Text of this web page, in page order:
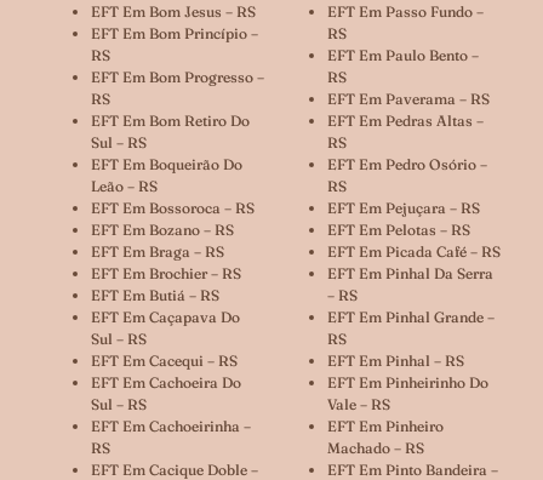
EFT Em Bom Jesus – RS
EFT Em Bom Princípio –
RS
EFT Em Bom Progresso –
RS
EFT Em Bom Retiro Do
Sul – RS
EFT Em Boqueirão Do
Leão – RS
EFT Em Bossoroca – RS
EFT Em Bozano – RS
EFT Em Braga – RS
EFT Em Brochier – RS
EFT Em Butiá – RS
EFT Em Caçapava Do
Sul – RS
EFT Em Cacequi – RS
EFT Em Cachoeira Do
Sul – RS
EFT Em Cachoeirinha –
RS
EFT Em Cacique Doble –
EFT Em Passo Fundo –
RS
EFT Em Paulo Bento –
RS
EFT Em Paverama – RS
EFT Em Pedras Altas –
RS
EFT Em Pedro Osório –
RS
EFT Em Pejuçara – RS
EFT Em Pelotas – RS
EFT Em Picada Café – RS
EFT Em Pinhal Da Serra
– RS
EFT Em Pinhal Grande –
RS
EFT Em Pinhal – RS
EFT Em Pinheirinho Do
Vale – RS
EFT Em Pinheiro
Machado – RS
EFT Em Pinto Bandeira –